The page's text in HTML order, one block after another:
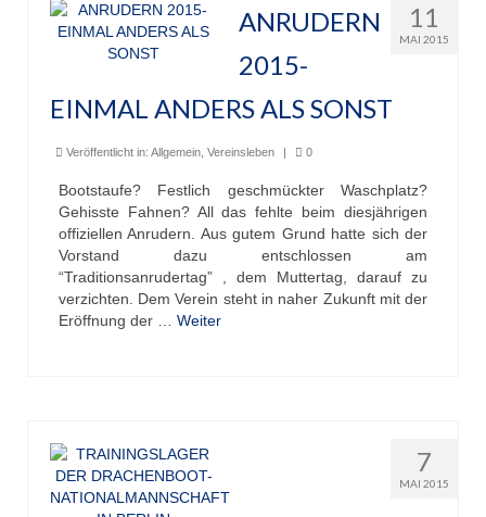
Account anlegen für Mitglieder 11
MAI 2015
ANRUDERN
2015-
EINMAL ANDERS ALS SONST
Veröffentlicht in: Allgemein Vereinsleben | 0
Bootstaufe? Festlich geschmückter Waschplatz?
Gehisste Fahnen? All das fehlte beim diesjährigen
offiziellen Anrudern. Aus gutem Grund hatte sich der
Vorstand dazu entschlossen am
“Traditionsanrudertag” , dem Muttertag, darauf zu
verzichten. Dem Verein steht in naher Zukunft mit der
Eröffnung der … Weiter
7
MAI 2015